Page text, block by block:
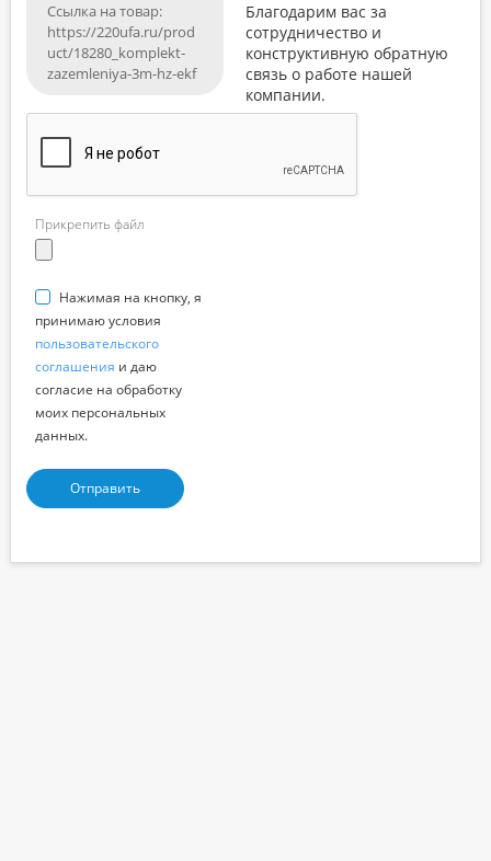
Прикрепить файл
Нажимая на кнопку, я
принимаю условия
пользовательского
соглашения и даю
согласие на обработку
моих персональных
данных.
Благодарим вас за
сотрудничество и
конструктивную обратную
связь о работе нашей
компании.